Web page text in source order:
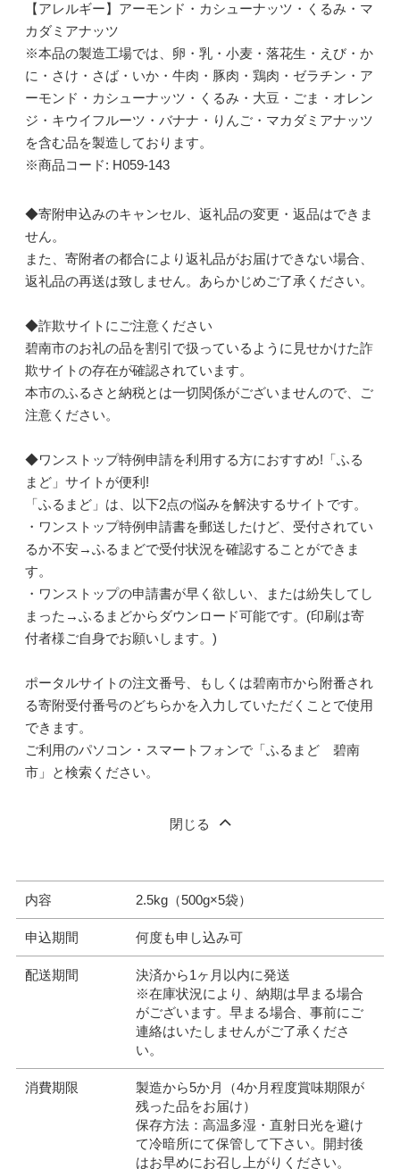
【アレルギー】アーモンド・カシューナッツ・くるみ・マ
カダミアナッツ
※本品の製造工場では、卵・乳・小麦・落花生・えび・か
に・さけ・さば・いか・牛肉・豚肉・鶏肉・ゼラチン・ア
ーモンド・カシューナッツ・くるみ・大豆・ごま・オレン
ジ・キウイフルーツ・バナナ・りんご・マカダミアナッツ
を含む品を製造しております。
※商品コード: H059-143
◆寄附申込みのキャンセル、返礼品の変更・返品はできま
せん。
また、寄附者の都合により返礼品がお届けできない場合、
返礼品の再送は致しません。あらかじめご了承ください。
◆詐欺サイトにご注意ください
碧南市のお礼の品を割引で扱っているように見せかけた詐
欺サイトの存在が確認されています。
本市のふるさと納税とは一切関係がございませんので、ご
注意ください。
◆ワンストップ特例申請を利用する方におすすめ!「ふる
まど」サイトが便利!
「ふるまど」は、以下2点の悩みを解決するサイトです。
・ワンストップ特例申請書を郵送したけど、受付されてい
るか不安→ふるまどで受付状況を確認することができま
す。
・ワンストップの申請書が早く欲しい、または紛失してし
まった→ふるまどからダウンロード可能です。(印刷は寄
付者様ご自身でお願いします。)
ポータルサイトの注文番号、もしくは碧南市から附番され
る寄附受付番号のどちらかを入力していただくことで使用
できます。
ご利用のパソコン・スマートフォンで「ふるまど 碧南
市」と検索ください。
閉じる
内容 2.5kg（500g×5袋）
申込期間 何度も申し込み可
配送期間
決済から1ヶ月以内に発送
※在庫状況により、納期は早まる場合
がございます。早まる場合、事前にご
連絡はいたしませんがご了承くださ
い。
消費期限
製造から5か月（4か月程度賞味期限が
残った品をお届け）
保存方法：高温多湿・直射日光を避け
て冷暗所にて保管して下さい。開封後
はお早めにお召し上がりください。